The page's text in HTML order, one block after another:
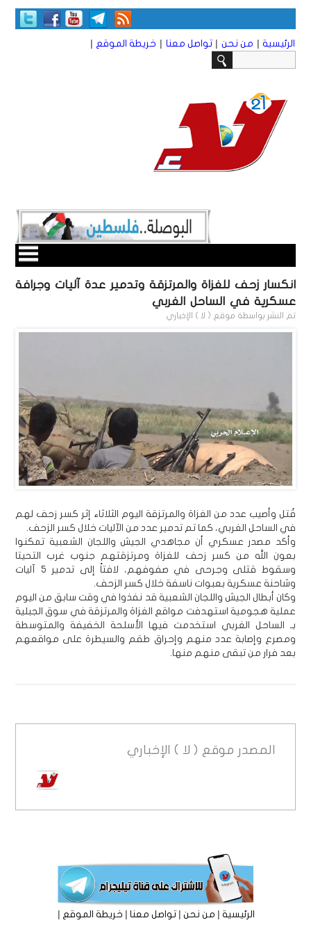
الرئيسية | من نحن | تواصل معنا | خريطة الموقع |
انكسار زحف للغزاة والمرتزقة وتدمير عدة آليات وجرافة
عسكرية في الساحل الغربي
تم النشر بواسطة موقع ( لا ) الإخباري
قُتل وأصيب عدد من الغزاة والمرتزقة اليوم الثلاثاء إثر كسر زحف لهم
في الساحل الغربي، كما تم تدمير عدد من الآليات خلال كسر الزحف.
وأكد مصدر عسكري أن مجاهدي الجيش واللجان الشعبية تمكنوا
بعون الله من كسر زحف للغزاة ومرتزقتهم جنوب غرب التحيتا
وسقوط قتلى وجرحى في صفوفهم، لافتاً إلى تدمير 5 آليات
وشاحنة عسكرية بعبوات ناسفة خلال كسر الزحف.
وكان أبطال الجيش واللجان الشعبية قد نفذوا في وقت سابق من اليوم
عملية هجومية استهدفت مواقع الغزاة والمرتزقة في سوق الجبلية
بـ الساحل الغربي استخدمت فيها الأسلحة الخفيفة والمتوسطة
ومصرع وإصابة عدد منهم وإحراق طقم والسيطرة على مواقعهم
بعد فرار من تبقى منهم منها.
المصدر موقع ( لا ) الإخباري
الرئيسية|من نحن|تواصل معنا|خريطة الموقع |